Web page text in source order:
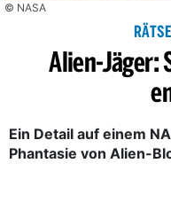
© NASA
Alien-Jäger:
Ein Detail auf einem
Phantasie von Alien-